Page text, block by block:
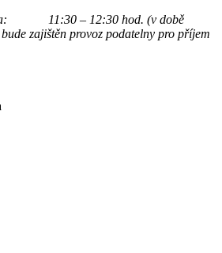
11:30 – 12:30 hod. (v době
zajištěn provoz podatelny pro příjem